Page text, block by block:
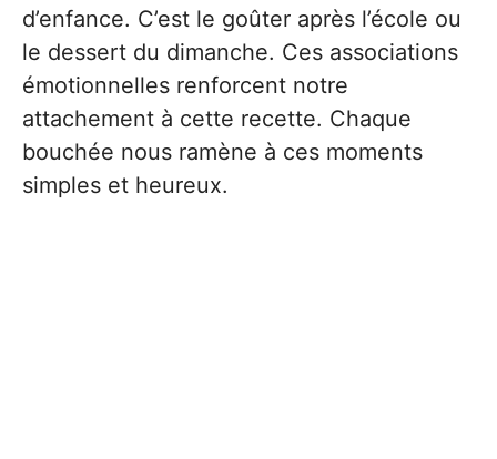
d’enfance. C’est le goûter après l’école ou
le dessert du dimanche. Ces associations
émotionnelles renforcent notre
attachement à cette recette. Chaque
bouchée nous ramène à ces moments
simples et heureux.